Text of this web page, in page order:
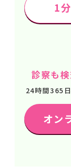
1
診察も
24時間365
オン